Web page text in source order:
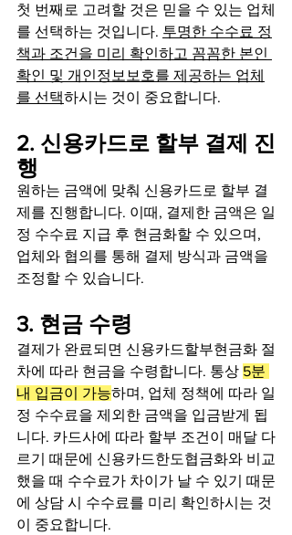
첫 번째로 고려할 것은 믿을 수 있는 업체
를 선택하는 것입니다. 투명한 수수료 정
책과 조건을 미리 확인하고 꼼꼼한 본인
확인 및 개인정보보호를 제공하는 업체
를 선택하시는 것이 중요합니다.
2. 신용카드로 할부 결제 진
행
원하는 금액에 맞춰 신용카드로 할부 결
제를 진행합니다. 이때, 결제한 금액은 일
정 수수료 지급 후 현금화할 수 있으며,
업체와 협의를 통해 결제 방식과 금액을
조정할 수 있습니다.
3. 현금 수령
결제가 완료되면 신용카드할부현금화 절
차에 따라 현금을 수령합니다. 통상 5분
내 입금이 가능하며, 업체 정책에 따라 일
정 수수료을 제외한 금액을 입금받게 됩
니다. 카드사에 따라 할부 조건이 매달 다
르기 때문에 신용카드한도협금화와 비교
했을 때 수수료가 차이가 날 수 있기 때문
에 상담 시 수수료를 미리 확인하시는 것
이 중요합니다.